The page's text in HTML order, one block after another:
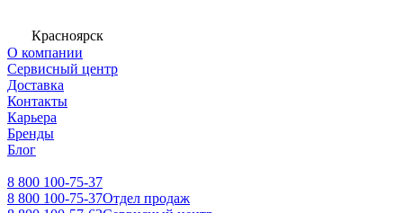
Красноярск
О компании
Сервисный центр
Доставка
Контакты
Карьера
Бренды
Блог
8 800 100-75-37
8 800 100-75-37Отдел продаж